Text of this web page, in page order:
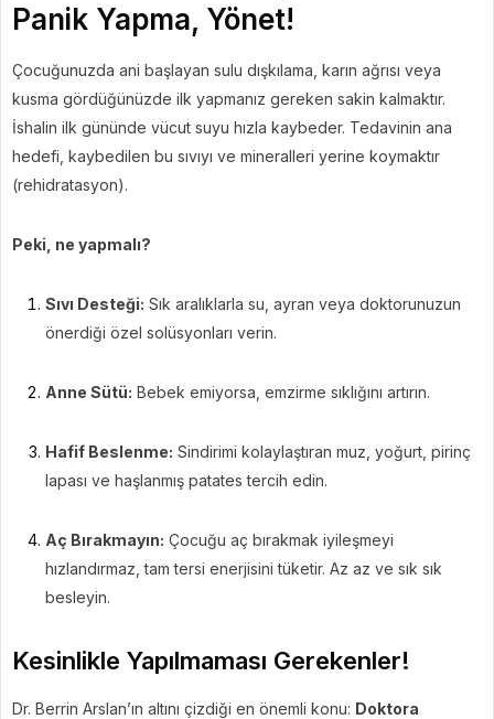
Panik Yapma, Yönet!
Çocuğunuzda ani başlayan sulu dışkılama, karın ağrısı veya
kusma gördüğünüzde ilk yapmanız gereken sakin kalmaktır.
İshalin ilk gününde vücut suyu hızla kaybeder. Tedavinin ana
hedefi, kaybedilen bu sıvıyı ve mineralleri yerine koymaktır
(rehidratasyon).
Peki, ne yapmalı?
Sıvı Desteği: Sık aralıklarla su, ayran veya doktorunuzun
önerdiği özel solüsyonları verin.
Anne Sütü: Bebek emiyorsa, emzirme sıklığını artırın.
Hafif Beslenme: Sindirimi kolaylaştıran muz, yoğurt, pirinç
lapası ve haşlanmış patates tercih edin.
Aç Bırakmayın: Çocuğu aç bırakmak iyileşmeyi
hızlandırmaz, tam tersi enerjisini tüketir. Az az ve sık sık
besleyin.
Kesinlikle Yapılmaması Gerekenler!
Dr. Berrin Arslan’ın altını çizdiği en önemli konu: Doktora